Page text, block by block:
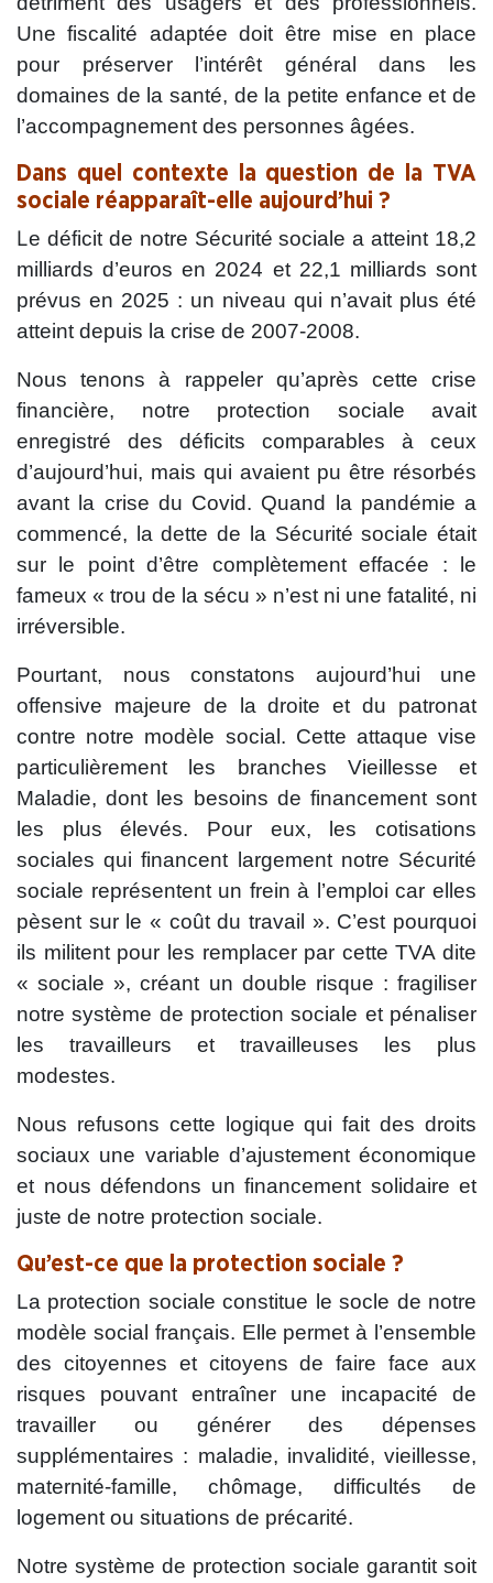
Une fiscalité adaptée doit être mise en place
pour préserver l’intérêt général dans les
domaines de la santé, de la petite enfance et de
l’accompagnement des personnes âgées.
Dans quel contexte la question de la TVA
sociale réapparaît-elle aujourd’hui ?
Le déficit de notre Sécurité sociale a atteint 18,2
milliards d’euros en 2024 et 22,1 milliards sont
prévus en 2025 : un niveau qui n’avait plus été
atteint depuis la crise de 2007-2008.
Nous tenons à rappeler qu’après cette crise
financière, notre protection sociale avait
enregistré des déficits comparables à ceux
d’aujourd’hui, mais qui avaient pu être résorbés
avant la crise du Covid. Quand la pandémie a
commencé, la dette de la Sécurité sociale était
sur le point d’être complètement effacée : le
fameux « trou de la sécu » n’est ni une fatalité, ni
irréversible.
Pourtant, nous constatons aujourd’hui une
offensive majeure de la droite et du patronat
contre notre modèle social. Cette attaque vise
particulièrement les branches Vieillesse et
Maladie, dont les besoins de financement sont
les plus élevés. Pour eux, les cotisations
sociales qui financent largement notre Sécurité
sociale représentent un frein à l’emploi car elles
pèsent sur le « coût du travail ». C’est pourquoi
ils militent pour les remplacer par cette TVA dite
« sociale », créant un double risque : fragiliser
notre système de protection sociale et pénaliser
les travailleurs et travailleuses les plus
modestes.
Nous refusons cette logique qui fait des droits
sociaux une variable d’ajustement économique
et nous défendons un financement solidaire et
juste de notre protection sociale.
Qu’est-ce que la protection sociale ?
La protection sociale constitue le socle de notre
modèle social français. Elle permet à l’ensemble
des citoyennes et citoyens de faire face aux
risques pouvant entraîner une incapacité de
travailler ou générer des dépenses
supplémentaires : maladie, invalidité, vieillesse,
maternité-famille, chômage, difficultés de
logement ou situations de précarité.
Notre système de protection sociale garantit soit